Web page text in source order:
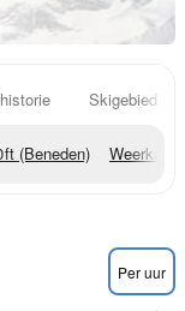
Skigebied
ft (Beneden)
Per uur